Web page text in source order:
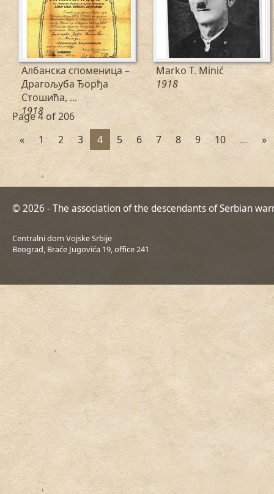
Албанска споменица –
Драгољуба Ђорђа
Стошића, ...
1918
Marko T. Minić
1918
Page 4 of 206
«
1 2 3 4 5 6 7 8 9 10 … »
© 2026 - The association of the descendants of Serbian
Centralni dom Vojske Srbije
Beograd, Braće Jugovića 19, office 241